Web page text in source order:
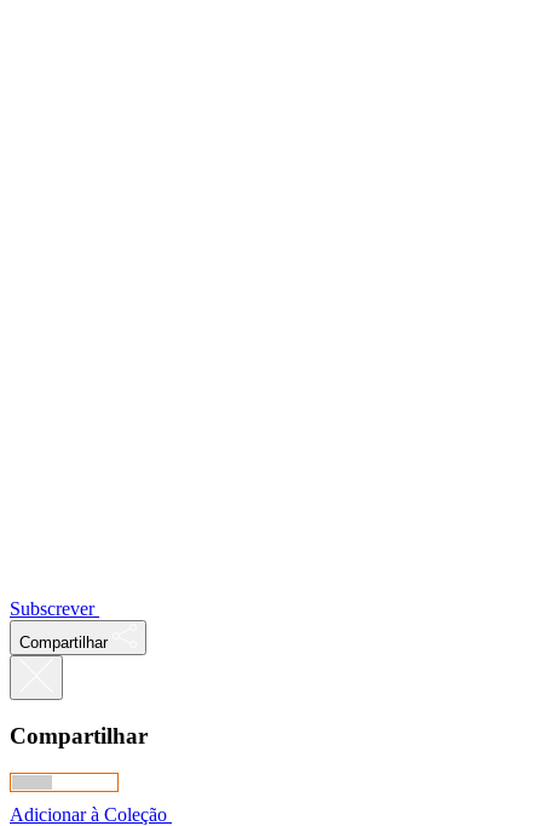
Subscrever
Compartilhar
Compartilhar
Adicionar à Coleção